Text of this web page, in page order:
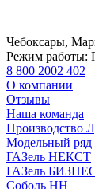
Чебоксары,
Режим работы:
8 800 2002 402
О компании
Отзывы
Наша команда
Производство
Модельный ряд
ГАЗель НЕКСТ
ГАЗель
Соболь НН